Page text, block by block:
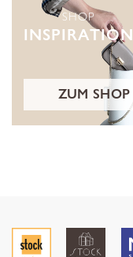
SHOP
INSPIRATION
ZUM SHOP